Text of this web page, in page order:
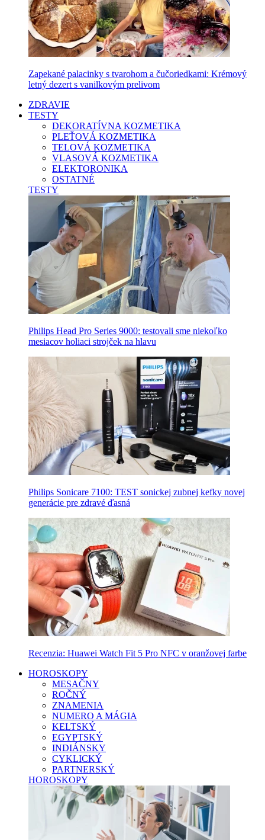
Zapekané palacinky s tvarohom a čučoriedkami: Krémový
letný dezert s vanilkovým prelivom
ZDRAVIE
TESTY
DEKORATÍVNA KOZMETIKA
PLEŤOVÁ KOZMETIKA
TELOVÁ KOZMETIKA
VLASOVÁ KOZMETIKA
ELEKTORONIKA
OSTATNÉ
TESTY
Philips Head Pro Series 9000: testovali sme niekoľko
mesiacov holiaci strojček na hlavu
Philips Sonicare 7100: TEST sonickej zubnej kefky novej
generácie pre zdravé ďasná
Recenzia: Huawei Watch Fit 5 Pro NFC v oranžovej farbe
HOROSKOPY
MESAČNY
ROČNÝ
ZNAMENIA
NUMERO A MÁGIA
KELTSKÝ
EGYPTSKÝ
INDIÁNSKY
CYKLICKÝ
PARTNERSKÝ
HOROSKOPY